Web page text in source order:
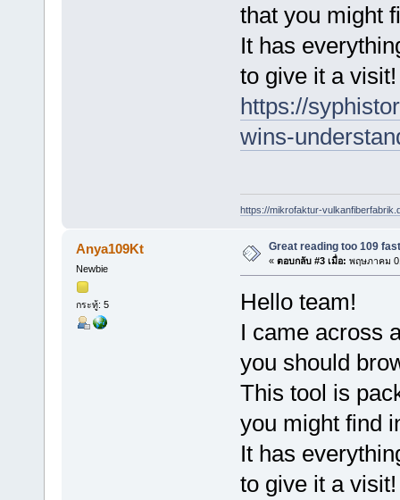
that you might
It has
to give it a visit!
https://
wins-
https://mikrofaktur-
Anya109Kt
Newbie
กระทู้: 5
Great reading too 109
« ตอบกลับ #3 เมื่อ: พฤษภาคม
Hello team!
I came across
you should
This tool is
you might find
It has
to give it a visit!